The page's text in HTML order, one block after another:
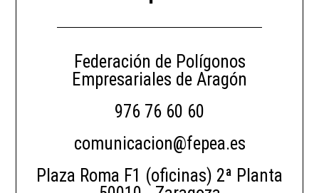
Federación de Polígonos
Empresariales de Aragón
976 76 60 60
comunicacion@fepea.es
Plaza Roma F1 (oficinas) 2ª Planta